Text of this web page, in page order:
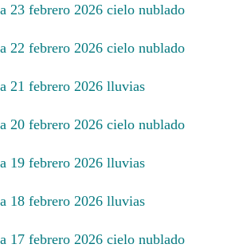
23 febrero 2026 cielo nublado
22 febrero 2026 cielo nublado
21 febrero 2026 lluvias
20 febrero 2026 cielo nublado
19 febrero 2026 lluvias
18 febrero 2026 lluvias
17 febrero 2026 cielo nublado